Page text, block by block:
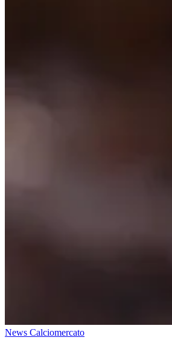
News Calciomercato